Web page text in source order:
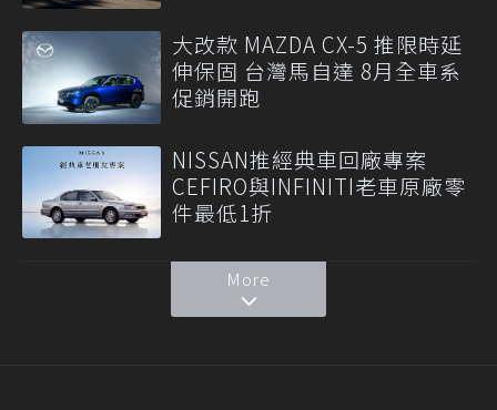
大改款 MAZDA CX-5 推限時延
伸保固 台灣馬自達 8月全車系
促銷開跑
NISSAN推經典車回廠專案
CEFIRO與INFINITI老車原廠零
件最低1折
More